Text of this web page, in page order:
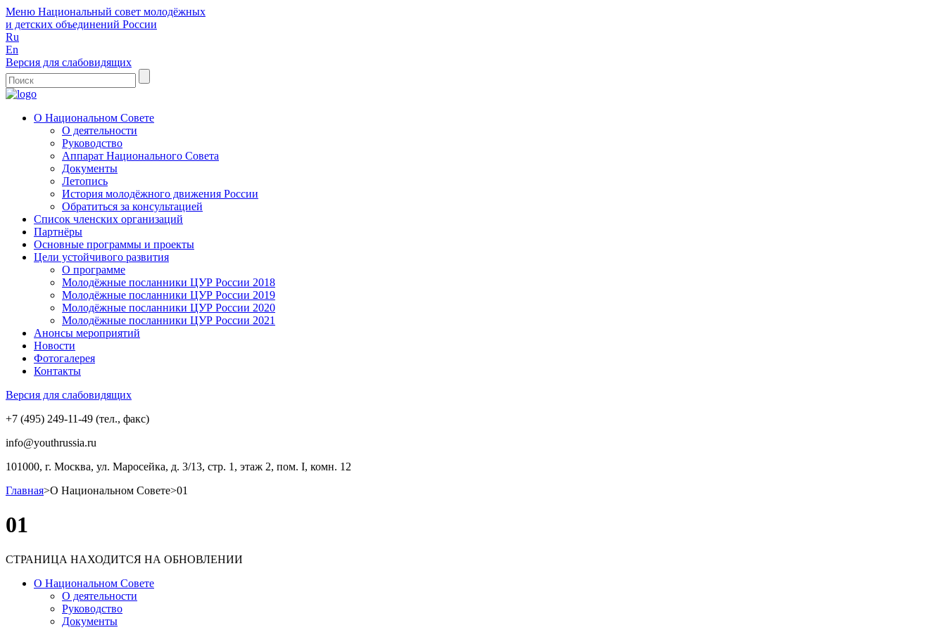
Меню Национальный совет молодёжных
и детских объединений России
Ru
En
Версия для слабовидящих
О Национальном Совете
О деятельности
Руководство
Аппарат Национального Совета
Документы
Летопись
История молодёжного движения России
Обратиться за консультацией
Список членских организаций
Партнёры
Основные программы и проекты
Цели устойчивого развития
О программе
Молодёжные посланники ЦУР России 2018
Молодёжные посланники ЦУР России 2019
Молодёжные посланники ЦУР России 2020
Молодёжные посланники ЦУР России 2021
Анонсы мероприятий
Новости
Фотогалерея
Контакты
Версия для слабовидящих
+7 (495) 249-11-49 (тел., факс)
info@youthrussia.ru
101000, г. Москва, ул. Маросейка, д. 3/13, стр. 1, этаж 2, пом. I, комн. 12
Главная>О Национальном Совете>01
01
СТРАНИЦА НАХОДИТСЯ НА ОБНОВЛЕНИИ
О Национальном Совете
О деятельности
Руководство
Документы